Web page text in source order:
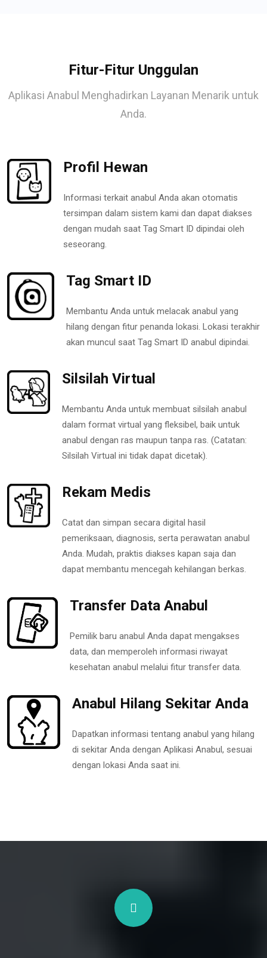
Fitur-Fitur Unggulan
Aplikasi Anabul Menghadirkan Layanan Menarik untuk
Anda.
Profil Hewan
Informasi terkait anabul Anda akan otomatis
tersimpan dalam sistem kami dan dapat diakses
dengan mudah saat Tag Smart ID dipindai oleh
seseorang.
Tag Smart ID
Membantu Anda untuk melacak anabul yang
hilang dengan fitur penanda lokasi. Lokasi terakhir
akan muncul saat Tag Smart ID anabul dipindai.
Silsilah Virtual
Membantu Anda untuk membuat silsilah anabul
dalam format virtual yang fleksibel, baik untuk
anabul dengan ras maupun tanpa ras. (Catatan:
Silsilah Virtual ini tidak dapat dicetak).
Rekam Medis
Catat dan simpan secara digital hasil
pemeriksaan, diagnosis, serta perawatan anabul
Anda. Mudah, praktis diakses kapan saja dan
dapat membantu mencegah kehilangan berkas.
Transfer Data Anabul
Pemilik baru anabul Anda dapat mengakses
data, dan memperoleh informasi riwayat
kesehatan anabul melalui fitur transfer data.
Anabul Hilang Sekitar Anda
Dapatkan informasi tentang anabul yang hilang
di sekitar Anda dengan Aplikasi Anabul, sesuai
dengan lokasi Anda saat ini.